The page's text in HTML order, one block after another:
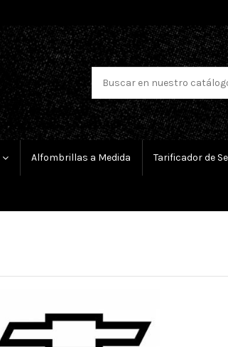
Alfombrillas a Medida Tarificador de